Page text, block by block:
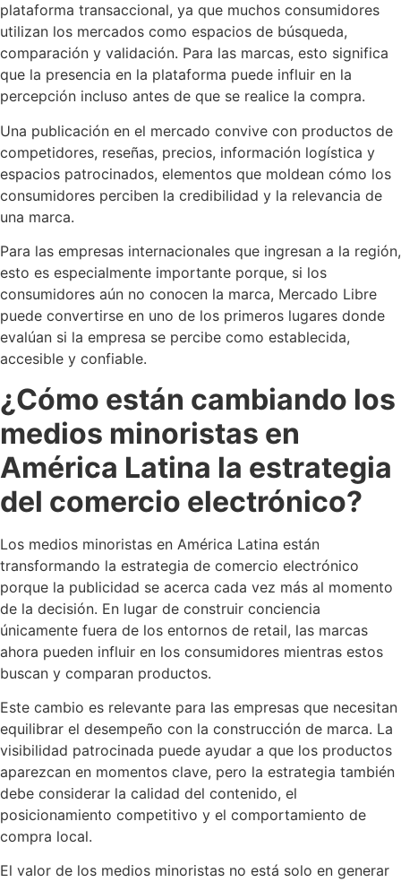
plataforma transaccional, ya que muchos consumidores
utilizan los mercados como espacios de búsqueda,
comparación y validación. Para las marcas, esto significa
que la presencia en la plataforma puede influir en la
percepción incluso antes de que se realice la compra.
Una publicación en el mercado convive con productos de
competidores, reseñas, precios, información logística y
espacios patrocinados, elementos que moldean cómo los
consumidores perciben la credibilidad y la relevancia de
una marca.
Para las empresas internacionales que ingresan a la región,
esto es especialmente importante porque, si los
consumidores aún no conocen la marca, Mercado Libre
puede convertirse en uno de los primeros lugares donde
evalúan si la empresa se percibe como establecida,
accesible y confiable.
¿Cómo están cambiando los
medios minoristas en
América Latina la estrategia
del comercio electrónico?
Los medios minoristas en América Latina están
transformando la estrategia de comercio electrónico
porque la publicidad se acerca cada vez más al momento
de la decisión. En lugar de construir conciencia
únicamente fuera de los entornos de retail, las marcas
ahora pueden influir en los consumidores mientras estos
buscan y comparan productos.
Este cambio es relevante para las empresas que necesitan
equilibrar el desempeño con la construcción de marca. La
visibilidad patrocinada puede ayudar a que los productos
aparezcan en momentos clave, pero la estrategia también
debe considerar la calidad del contenido, el
posicionamiento competitivo y el comportamiento de
compra local.
El valor de los medios minoristas no está solo en generar